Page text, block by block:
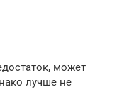
может
лучше не